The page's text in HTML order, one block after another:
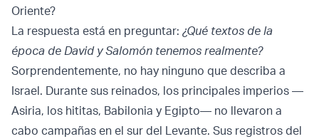
Oriente?
La respuesta está en preguntar: ¿Qué textos de la
época de David y Salomón tenemos realmente?
Sorprendentemente, no hay ninguno que describa a
Israel. Durante sus reinados, los principales imperios —
Asiria, los hititas, Babilonia y Egipto— no llevaron a
cabo campañas en el sur del Levante. Sus registros del